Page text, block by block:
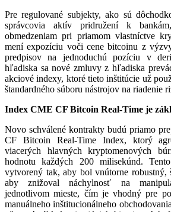
Pre regulované subjekty, ako sú
správcovia aktív pridružení k
obmedzeniam pri priamom vlastníctve
mení expozíciu voči cene bitcoinu z
predpisov na jednoduchú pozíciu v
hľadiska sa nové zmluvy z hľadiska
akciové indexy, ktoré tieto inštitúcie už
štandardného súboru nástrojov na riadenie
Index CME CF Bitcoin Real-Time je
Novo schválené kontrakty budú priamo
CF Bitcoin Real-Time Index, ktorý
viacerých hlavných kryptomenových
hodnotu každých 200 milisekúnd.
vytvorený tak, aby bol vnútorne robustný,
aby znižoval náchylnosť na
jednotlivom mieste, čím je vhodný pre
manuálneho inštitucionálneho